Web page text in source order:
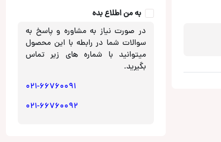
به من اطلاع بده
در صورت نیاز به مشاوره و پاسخ به
سوالات شما در رابطه با این محصول
میتوانید با شماره های زیر تماس
بگیرید.
021-66760091
021-66760092